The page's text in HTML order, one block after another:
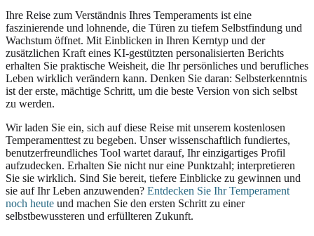
Ihre Reise zum Verständnis Ihres Temperaments ist eine
faszinierende und lohnende, die Türen zu tiefem Selbstfindung und
Wachstum öffnet. Mit Einblicken in Ihren Kerntyp und der
zusätzlichen Kraft eines KI-gestützten personalisierten Berichts
erhalten Sie praktische Weisheit, die Ihr persönliches und berufliches
Leben wirklich verändern kann. Denken Sie daran: Selbsterkenntnis
ist der erste, mächtige Schritt, um die beste Version von sich selbst
zu werden.
Wir laden Sie ein, sich auf diese Reise mit unserem kostenlosen
Temperamenttest zu begeben. Unser wissenschaftlich fundiertes,
benutzerfreundliches Tool wartet darauf, Ihr einzigartiges Profil
aufzudecken. Erhalten Sie nicht nur eine Punktzahl; interpretieren
Sie sie wirklich. Sind Sie bereit, tiefere Einblicke zu gewinnen und
sie auf Ihr Leben anzuwenden? Entdecken Sie Ihr Temperament
noch heute und machen Sie den ersten Schritt zu einer
selbstbewussteren und erfüllteren Zukunft.